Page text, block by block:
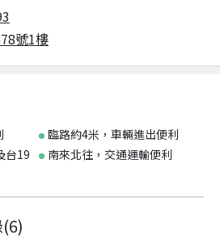
號1樓
臨路約4米，車輛進出便利
台19
南來北往，交通運輸便利
(6)